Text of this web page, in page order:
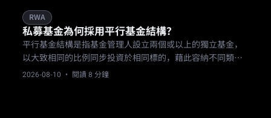
RWA
私募基金為何採用平行基金結構？
平行基金結構是指基金管理人設立兩個或以上的獨立基金，
以大致相同的比例同步投資於相同標的，藉此容納不同類型
的投資人或滿足不同司法管轄區的要求。
2026-08-10 · 閱讀 8 分鐘